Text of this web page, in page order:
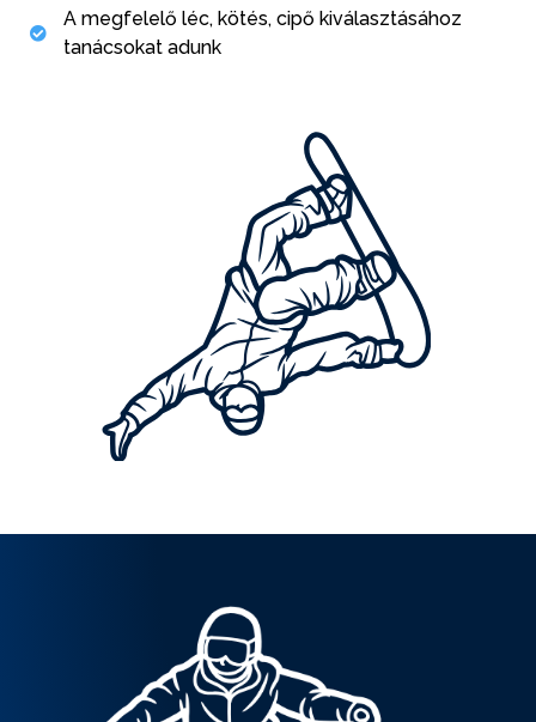
A megfelelő léc, kötés, cipő kiválasztásához
tanácsokat adunk